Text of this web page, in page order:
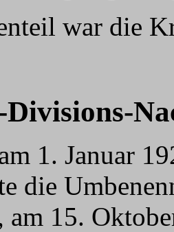
war die
1. Januar
die
am 15.